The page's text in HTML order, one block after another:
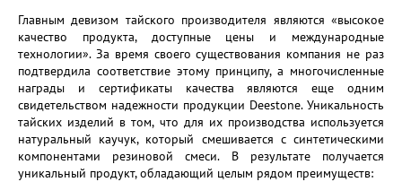
Главным девизом тайского производителя являются «высокое
качество продукта, доступные цены и международные
технологии». За время своего существования компания не раз
подтвердила соответствие этому принципу, а многочисленные
награды и сертификаты качества являются еще одним
свидетельством надежности продукции Deestone. Уникальность
тайских изделий в том, что для их производства используется
натуральный каучук, который смешивается с синтетическими
компонентами резиновой смеси. В результате получается
уникальный продукт, обладающий целым рядом преимуществ: